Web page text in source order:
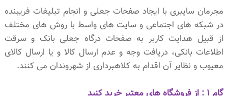
مجرمان سایبری با ایجاد صفحات جعلی و انجام تبلیغات فریبنده
در شبکه های اجتماعی و سایت های واسط با روش های مختلف
از قبیل هدایت کاربر به صفحات درگاه جعلی بانک و سرقت
اطلاعات بانکی، دریافت وجه و عدم ارسال کالا و یا ارسال کالای
معیوب و نظایر آن اقدام به کلاهبرداری از شهروندان می کنند.